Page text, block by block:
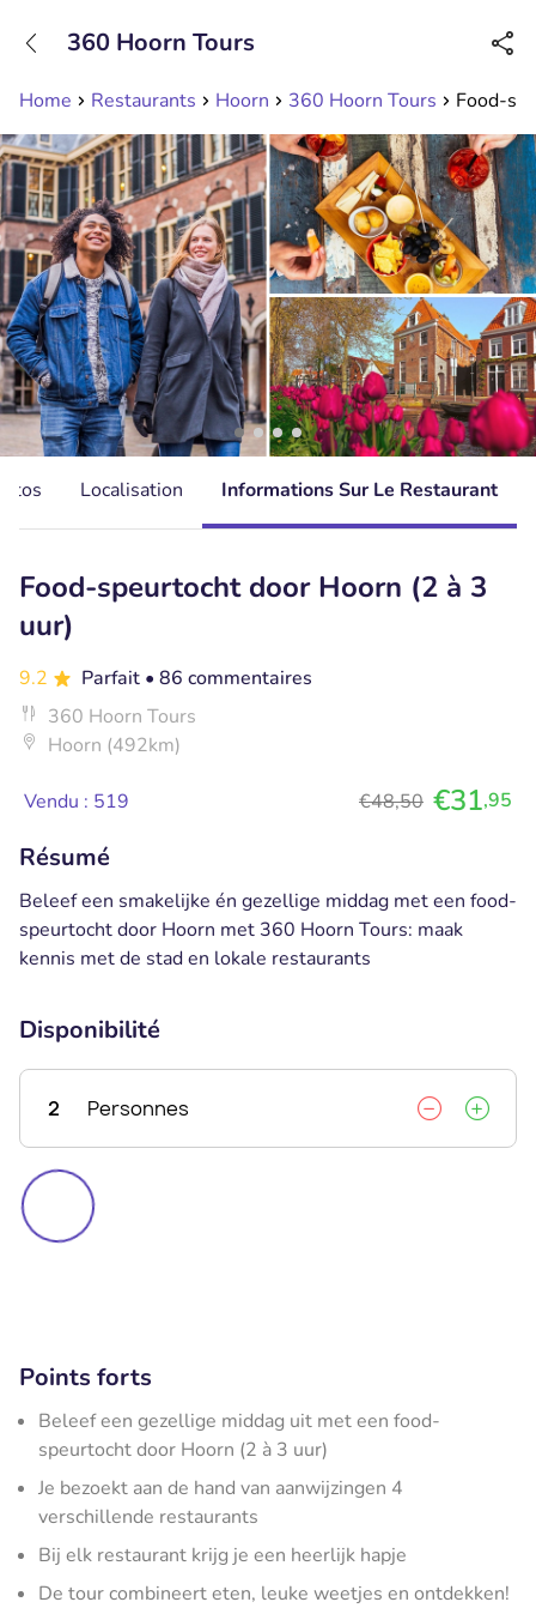
Disponible jusqu'à 23:00 heures
Home Restaurants Hoorn 360 Hoorn Tours Food-
360 Hoorn Tours
Localisation Informations Sur Le Restaurant
Food-speurtocht door Hoorn (2 à 3
uur)
9.2 Parfait • 86 commentaires
360 Hoorn Tours
Hoorn (492km)
Vendu : 519 €48,50 €31,95
Résumé
Beleef een smakelijke én gezellige middag met een food-
speurtocht door Hoorn met 360 Hoorn Tours: maak
kennis met de stad en lokale restaurants
Disponibilité
2 Personnes
Points forts
Beleef een gezellige middag uit met een food-
speurtocht door Hoorn (2 à 3 uur)
Je bezoekt aan de hand van aanwijzingen 4
verschillende restaurants
Bij elk restaurant krijg je een heerlijk hapje
De tour combineert eten, leuke weetjes en ontdekken!